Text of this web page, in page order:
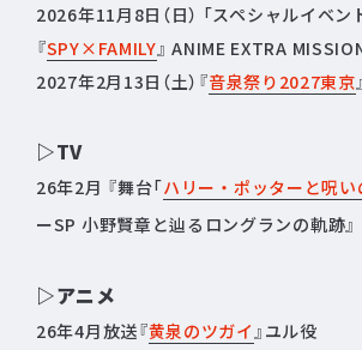
2026年11月8日（日） 「スペシャルイベン
『SPY×FAMILY 』 ANIME EXTRA
2027年2月13日（土）『音泉祭り2027東京 』
▷TV
26年2月 『舞台「ハリー・ポッターと呪い
ーSP 小野賢章と辿るロングランの軌跡』
▷アニメ
26年4月放送『黄泉のツガイ 』ユル役